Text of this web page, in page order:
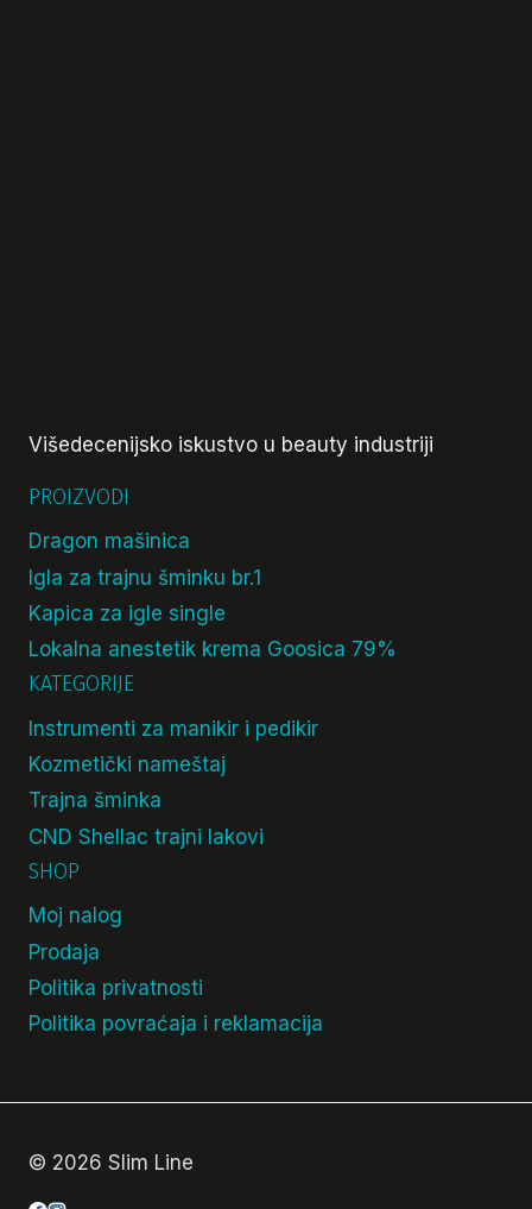
Višedecenijsko iskustvo u beauty industriji
PROIZVODI
Dragon mašinica
Igla za trajnu šminku br.1
Kapica za igle single
Lokalna anestetik krema Goosica 79%
KATEGORIJE
Instrumenti za manikir i pedikir
Kozmetički nameštaj
Trajna šminka
CND Shellac trajni lakovi
SHOP
Moj nalog
Prodaja
Politika privatnosti
Politika povraćaja i reklamacija
© 2026 Slim Line